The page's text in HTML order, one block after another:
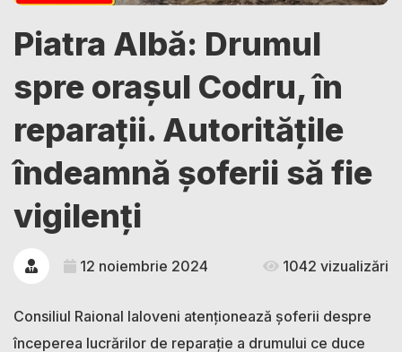
Piatra Albă: Drumul
spre orașul Codru, în
reparații. Autoritățile
îndeamnă șoferii să fie
vigilenți
12 noiembrie 2024 1042 vizualizări
Consiliul Raional Ialoveni atenționează șoferii despre
începerea lucrărilor de reparație a drumului ce duce